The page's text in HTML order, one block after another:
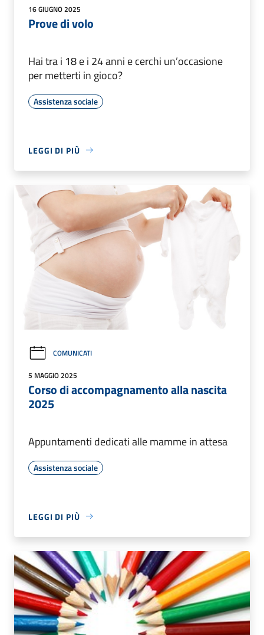
16 GIUGNO 2025
Prove di volo
Hai tra i 18 e i 24 anni e cerchi un’occasione
per metterti in gioco?
Assistenza sociale
LEGGI DI PIÙ
COMUNICATI
5 MAGGIO 2025
Corso di accompagnamento alla nascita
2025
Appuntamenti dedicati alle mamme in attesa
Assistenza sociale
LEGGI DI PIÙ